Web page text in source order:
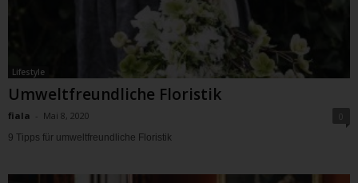
Lifestyle
Umweltfreundliche Floristik
fiala - Mai 8, 2020
9 Tipps für umweltfreundliche Floristik